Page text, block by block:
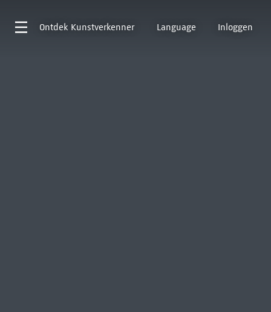
Ontdek Kunstverkenner Language Inloggen